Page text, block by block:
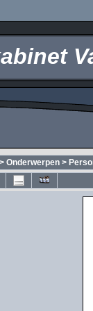
Onderwerpen>